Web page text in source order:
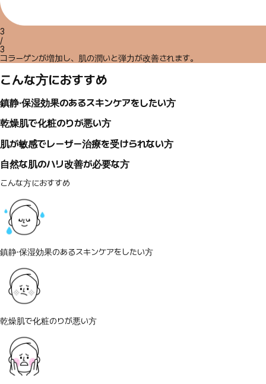
3
/
3
コラーゲンが増加し、肌の潤いと弾力が改善されます。
こんな方におすすめ
鎮静·保湿効果のあるスキンケアをしたい方
乾燥肌で化粧のりが悪い方
肌が敏感でレーザー治療を受けられない方
自然な肌のハリ改善が必要な方
こんな方におすすめ
鎮静·保湿効果のあるスキンケアをしたい方
乾燥肌で化粧のりが悪い方